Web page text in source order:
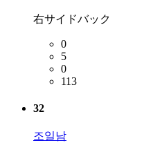
右サイドバック
0
5
0
113
32
조일남